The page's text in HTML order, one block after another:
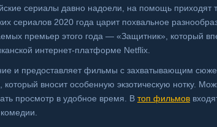
сериалы давно надоели, на помощь приходят
сериалов 2020 года царит похвальное
премьер этого года — «Защитник», который
интернет-платформе Netflix.
и предоставляет фильмы с захватывающим
вносит особенную экзотическую нотку.
просмотр в удобное время. В топ фильмов